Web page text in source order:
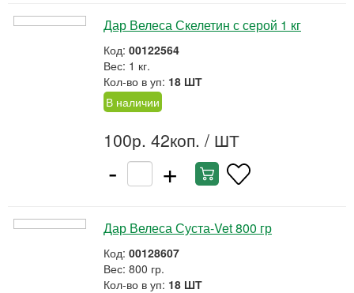
Дар Велеса Скелетин с серой 1 кг
Код: 00122564
Вес: 1 кг.
Кол-во в уп: 18 ШТ
В наличии
100р. 42коп. / ШТ
- +
Дар Велеса Суста-Vet 800 гр
Код: 00128607
Вес: 800 гр.
Кол-во в уп: 18 ШТ